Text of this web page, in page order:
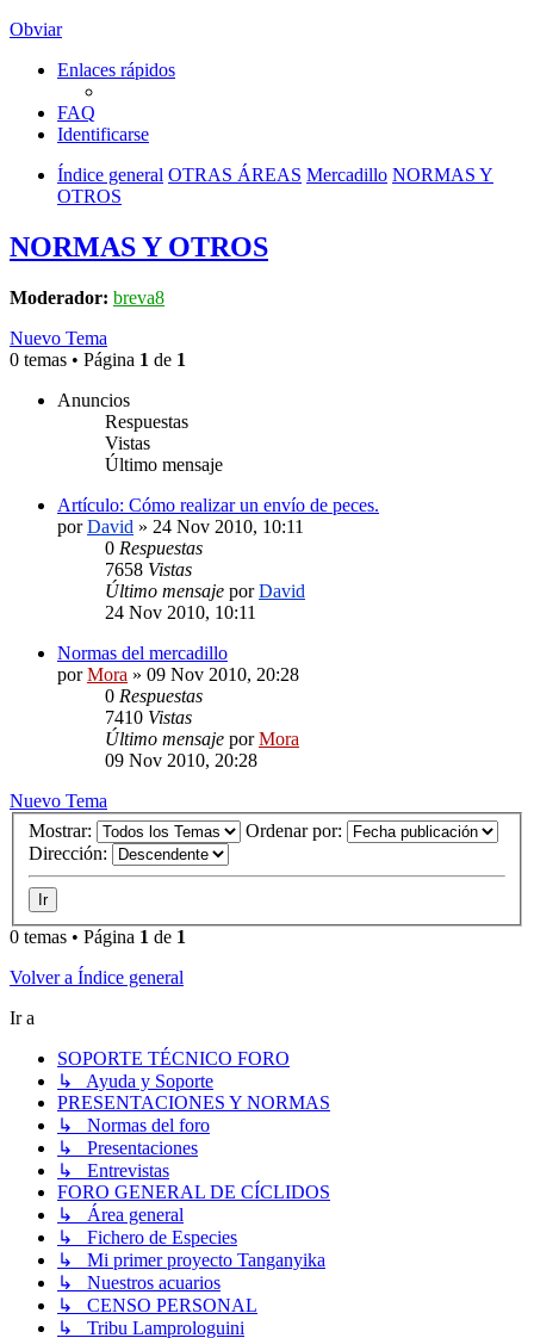
Obviar
Enlaces rápidos
FAQ
Identificarse
Índice general OTRAS ÁREAS Mercadillo NORMAS Y
OTROS
NORMAS Y OTROS
Moderador: breva8
Nuevo Tema
0 temas • Página 1 de 1
Anuncios
Respuestas
Vistas
Último mensaje
Artículo: Cómo realizar un envío de peces.
porDavid » 24 Nov 2010, 10:11
0 Respuestas
7658 Vistas
Último mensaje porDavid
24 Nov 2010, 10:11
Normas del mercadillo
porMora » 09 Nov 2010, 20:28
0 Respuestas
7410 Vistas
Último mensaje porMora
09 Nov 2010, 20:28
Nuevo Tema
Mostrar:
Ordenar por:
Dirección:
0 temas • Página 1 de 1
Volver a Índice general
Ir a
SOPORTE TÉCNICO FORO
↳ Ayuda y Soporte
PRESENTACIONES Y NORMAS
↳ Normas del foro
↳ Presentaciones
↳ Entrevistas
FORO GENERAL DE CÍCLIDOS
↳ Área general
↳ Fichero de Especies
↳ Mi primer proyecto Tanganyika
↳ Nuestros acuarios
↳ CENSO PERSONAL
↳ Tribu Lamprologuini